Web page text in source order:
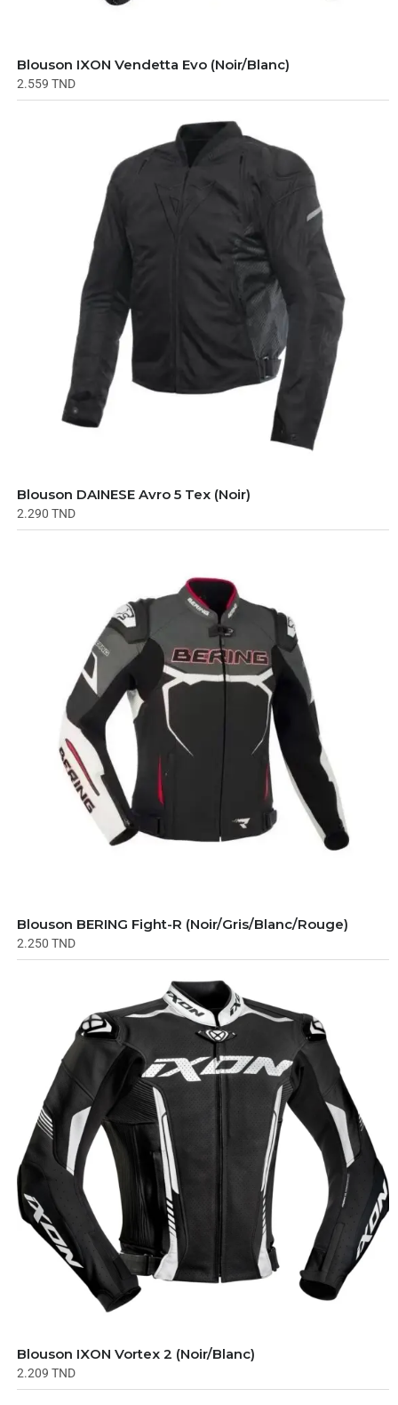
Blouson IXON Vendetta Evo (Noir/Blanc)
2.559 TND
Blouson DAINESE Avro 5 Tex (Noir)
2.290 TND
Blouson BERING Fight-R (Noir/Gris/Blanc/Rouge)
2.250 TND
Blouson IXON Vortex 2 (Noir/Blanc)
2.209 TND